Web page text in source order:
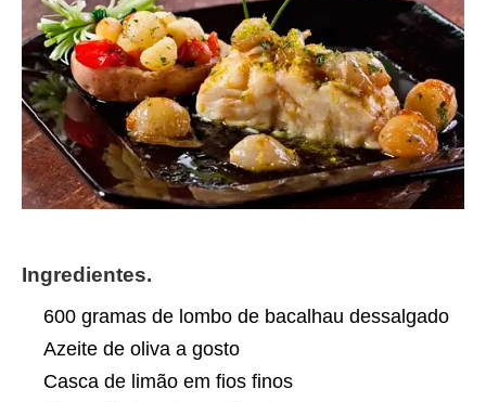
Ingredientes.
600 gramas de lombo de bacalhau dessalgado
Azeite de oliva a gosto
Casca de limão em fios finos